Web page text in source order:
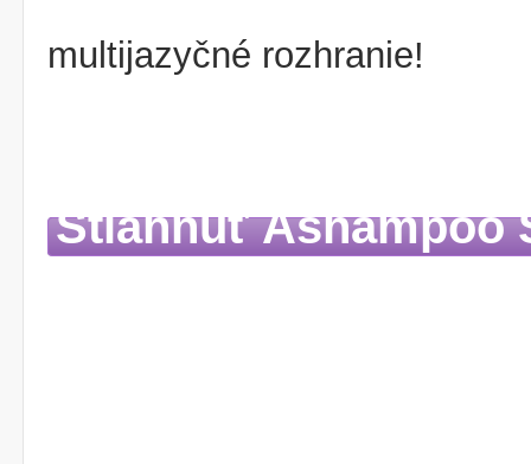
multijazyčné rozhranie!
Stiahnuť Ashampoo